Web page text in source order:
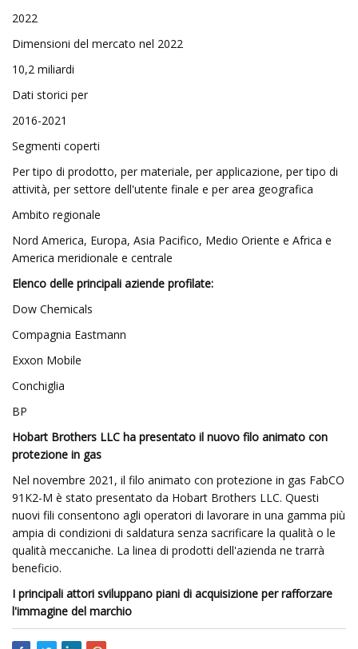
2022
Dimensioni del mercato nel 2022
10,2 miliardi
Dati storici per
2016-2021
Segmenti coperti
Per tipo di prodotto, per materiale, per applicazione, per tipo di
attività, per settore dell'utente finale e per area geografica
Ambito regionale
Nord America, Europa, Asia Pacifico, Medio Oriente e Africa e
America meridionale e centrale
Elenco delle principali aziende profilate:
Dow Chemicals
Compagnia Eastmann
Exxon Mobile
Conchiglia
BP
Hobart Brothers LLC ha presentato il nuovo filo animato con
protezione in gas
Nel novembre 2021, il filo animato con protezione in gas FabCO
91K2-M è stato presentato da Hobart Brothers LLC. Questi
nuovi fili consentono agli operatori di lavorare in una gamma più
ampia di condizioni di saldatura senza sacrificare la qualità o le
qualità meccaniche. La linea di prodotti dell'azienda ne trarrà
beneficio.
I principali attori sviluppano piani di acquisizione per rafforzare
l'immagine del marchio